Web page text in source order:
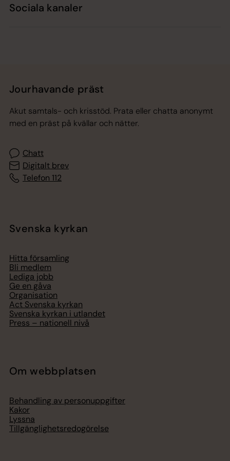
Sociala kanaler
Jourhavande präst
Akut samtals- och krisstöd. Prata eller chatta anonymt
med en präst på kvällar och nätter.
Chatt
Digitalt brev
Telefon 112
Svenska kyrkan
Hitta församling
Bli medlem
Lediga jobb
Ge en gåva
Organisation
Act Svenska kyrkan
Svenska kyrkan i utlandet
Press – nationell nivå
Om webbplatsen
Behandling av personuppgifter
Kakor
Lyssna
Tillgänglighetsredogörelse